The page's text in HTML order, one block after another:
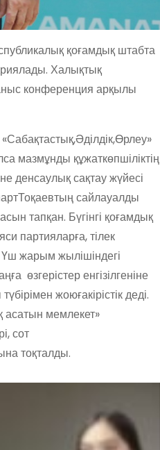
қоғамдық штабта
. Халықтық
конференция арқылы
«Сабақтастық,Әділдік,Өрлеу»
мазмұнды құжаткөпшіліктің
денсаулықсақтаужүйесі
Тоқаевтыңсайлауалды
тапқан. Бүгінгі қоғамдық
партияларға,тілек
Үш жарым жылішіндегі
өзгерістеренгізілгеніне
түбірімен жоюғакірістікдеді.
асатын мемлекет»
, сот
тоқталды.